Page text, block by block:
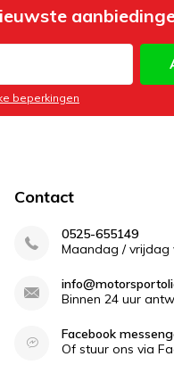
beperkingen
Contact
0525-655149
Maandag / vrijdag
Binnen 24 uur
Facebook
Of stuur ons via